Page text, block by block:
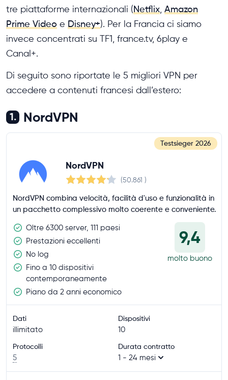
tre piattaforme internazionali (Netflix Amazon
Prime Video e Disney+). Per la Francia ci siamo
invece concentrati su TF1, france.tv, 6play e
Canal+.
Di seguito sono riportate le 5 migliori VPN per
accedere a contenuti francesi dall’estero:
1. NordVPN
Testsieger 2026
NordVPN
(50.861 )
NordVPN combina velocità, facilità d'uso e funzionalità in
un pacchetto complessivo molto coerente e conveniente.
Oltre 6300 server, 111 paesi
Prestazioni eccellenti
No log
Fino a 10 dispositivi
contemporaneamente
Piano da 2 anni economico
9,4
molto buono
Dati
illimitato
Dispositivi
10
Protocolli
5
Durata contratto
1 - 24 mesi